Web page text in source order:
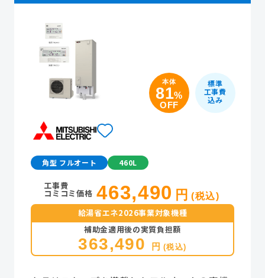
角型 フルオート 460L
本体
81%
OFF
標準
工事費
込み
給湯省エネ2026事業対象機種
補助金適用後の実質負担額
363,490 円 (税込)
工事費
コミコミ価格 463,490 円 (税込)